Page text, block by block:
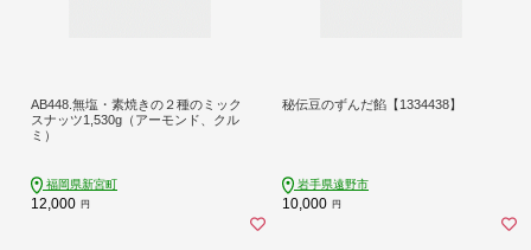
AB448.無塩・素焼きの２種のミック
スナッツ1,530g（アーモンド、クル
ミ）
福岡県新宮町
12,000 円
秘伝豆のずんだ餡【1334438】
岩手県遠野市
10,000 円